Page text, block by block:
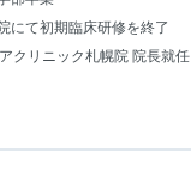
て初期臨床研修を終了
リニック札幌院 院長就任